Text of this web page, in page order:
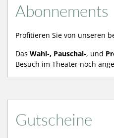
Abonnements
Profitieren Sie von unseren
Das Wahl-, Pauschal-, und
Besuch im Theater noch
Gutscheine